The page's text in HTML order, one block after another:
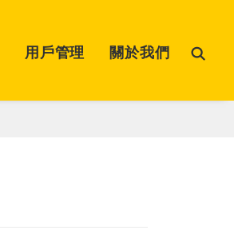
用戶管理 關於我們